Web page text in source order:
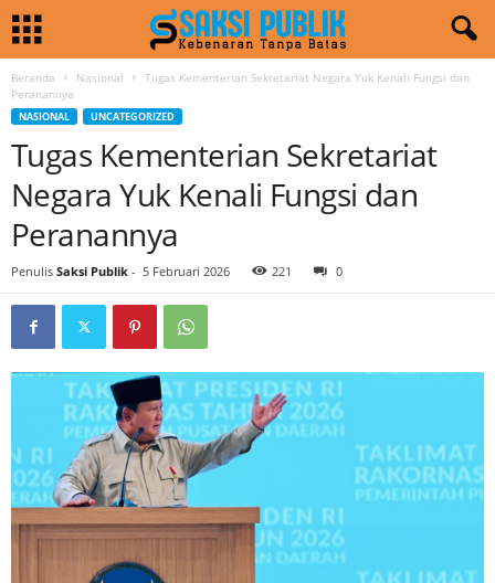
Beranda Nasional
Tugas Kementerian Sekretariat Negara Yuk Kenali Fungsi dan
Peranannya
NASIONAL UNCATEGORIZED
Tugas Kementerian Sekretariat
Negara Yuk Kenali Fungsi dan
Peranannya
Penulis Saksi Publik - 5 Februari 2026 221 0